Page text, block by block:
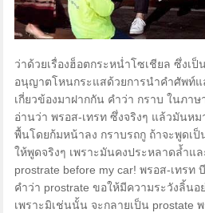
ว่าด้วยเรื่องฮ็อตกระหน่ำโซเชียล ซึ่งเ
อนุญาตโหนกระแสด้วยการนำคำศัพท์
เกี่ยวข้องมาฝากกัน คำว่า กราบ ในภา
อ่านว่า พรอส-เทรท ซึ่งจริงๆ แล้วมันห
พื้นโดยก้มหน้าลง กราบรถกู ถ้าจะพูดเ
ให้พูดจริงๆ เพราะมันคงประหลาดล้ำแ
prostrate before my car! พรอส-เทรท
คำว่า prostrate ขอให้มีความระวังลิ้นอ
เพราะมิเช่นนั้น จะกลายเป็น prostate